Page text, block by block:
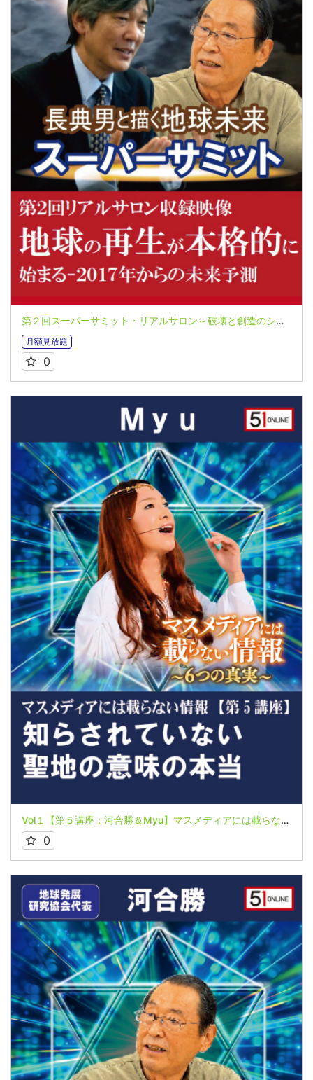
第２回スーパーサミット・リアルサロン～破壊と創造のシナリオー２０１７年からの未来予測～オンライン配信【特別対談】河合勝氏＆長典男氏
月額見放題
0
Vol１【第５講座：河合勝＆Myu】マスメディアには載らない情報～６つの真実～【日本とユダヤはコインの表と裏】
0